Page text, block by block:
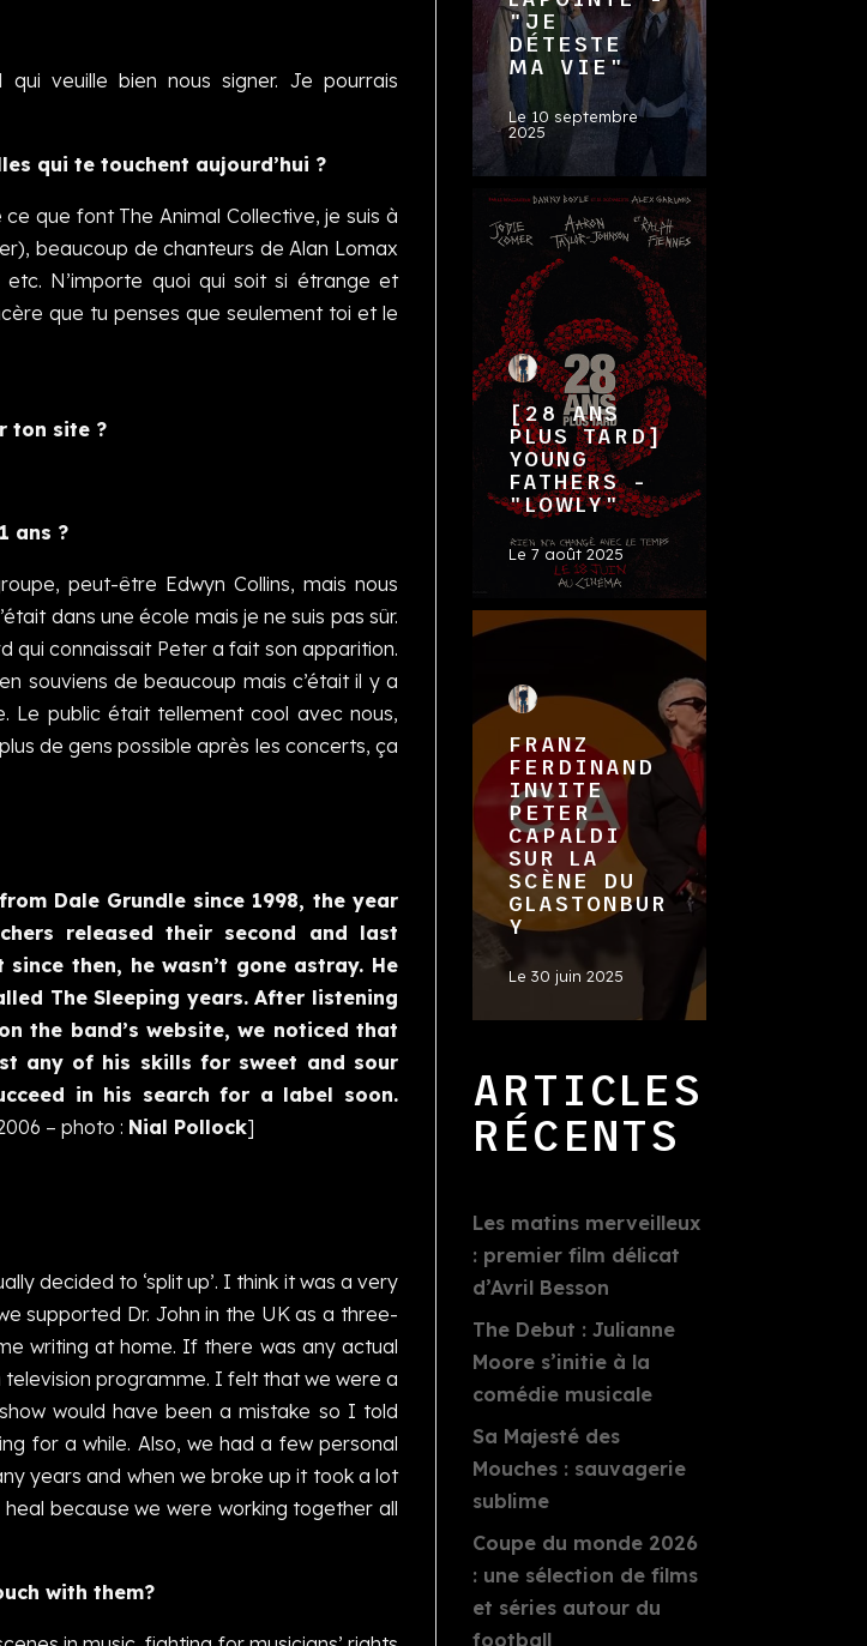
veuille bien nous signer. Je pourrais
qui te touchent aujourd’hui ?
que font The Animal Collective, je suis à
beaucoup de chanteurs de Alan Lomax
N’importe quoi qui soit si étrange et
que tu penses que seulement toi et le
ton site ?
ans ?
peut-être Edwyn Collins, mais nous
dans une école mais je ne suis pas sûr.
qui connaissait Peter a fait son apparition.
souviens de beaucoup mais c’était il y a
Le public était tellement cool avec nous,
de gens possible après les concerts, ça
Dale Grundle since 1998, the year
released their second and last
then, he wasn’t gone astray. He
The Sleeping years. After listening
the band’s website, we noticed that
any of his skills for sweet and sour
in his search for a label soon.
– photo : Nial Pollock]
decided to ‘split up’. I think it was a very
supported Dr. John in the UK as a three-
writing at home. If there was any actual
programme. I felt that we were a
would have been a mistake so I told
for a while. Also, we had a few personal
years and when we broke up it took a lot
because we were working together all
with them?
"JE
DÉTESTE
MA VIE"
Le 10 septembre
2025
[28 ANS
PLUS TARD]
YOUNG
FATHERS -
"LOWLY"
Le7 août 2025
FRANZ
FERDINAND
INVITE
PETER
CAPALDI
SUR LA
SCÈNE DU
GLASTONBUR
Y
Le30 juin 2025
ARTICLES
RÉCENTS
Les matins merveilleux
: premier film délicat
d’Avril Besson
The Debut : Julianne
Moore s’initie à la
comédie musicale
Sa Majesté des
Mouches : sauvagerie
sublime
Coupe du monde 2026
: une sélection de films
et séries autour du
football